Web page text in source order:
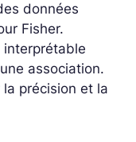
données
Fisher.
interprétable
association.
la précision et la